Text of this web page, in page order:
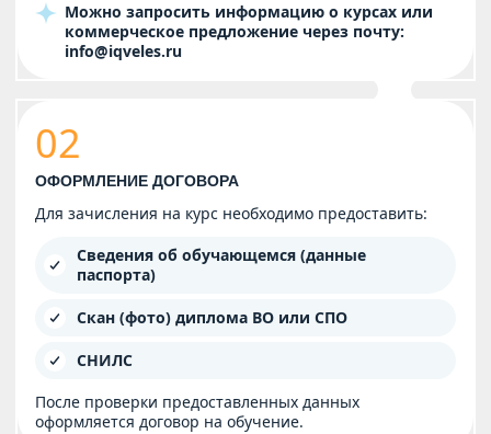
Можно запросить информацию о курсах или
коммерческое предложение через почту:
info@iqveles.ru
02
ОФОРМЛЕНИЕ ДОГОВОРА
Для зачисления на курс необходимо предоставить:
Сведения об обучающемся (данные
паспорта)
Скан (фото) диплома ВО или СПО
СНИЛС
После проверки предоставленных данных
оформляется договор на обучение.